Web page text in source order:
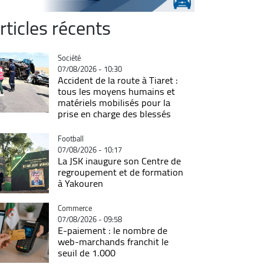
récents
Catégorie
Société
07/08/2026 - 10:30
Accident de la route à Tiaret :
tous les moyens humains et
matériels mobilisés pour la
prise en charge des blessés
Catégorie
Football
07/08/2026 - 10:17
La JSK inaugure son Centre de
regroupement et de formation
à Yakouren
Catégorie
Commerce
07/08/2026 - 09:58
E-paiement : le nombre de
web-marchands franchit le
seuil de 1.000